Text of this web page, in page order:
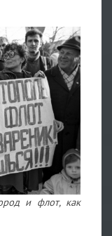
и флот, как